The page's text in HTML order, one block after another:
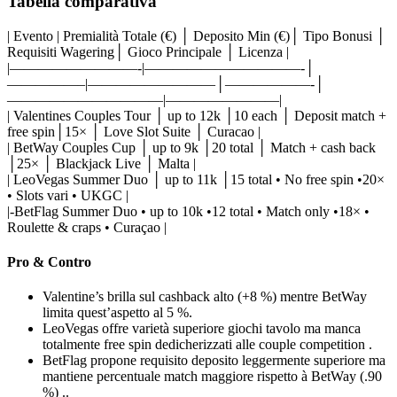
| Evento | Premialità Totale (€) │ Deposito Min (€)│ Tipo Bonusi │
Requisiti Wagering│ Gioco Principale │ Licenza |
|—————————-|———————————-│
—————–|—————————│——————-│
———————————|————————|
| Valentines Couples Tour │ up to 12k │10 each │ Deposit match +
free spin│15× │ Love Slot Suite │ Curacao |
| BetWay Couples Cup │ up to 9k │20 total │ Match + cash back
│25× │ Blackjack Live │ Malta |
| LeoVegas Summer Duo │ up to 11k │15 total • No free spin •20×
• Slots vari • UKGC |
|-BetFlag Summer Duo • up to 10k •12 total • Match only •18× •
Roulette & craps • Curaçao |
Pro & Contro
Valentine’s brilla sul cashback alto (+8 %) mentre BetWay
limita quest’aspetto al 5 %.
LeoVegas offre varietà superiore giochi tavolo ma manca
totalmente free spin dedich­er­izzati alle couple competition .
BetFlag propone requisito depos­ito leggermente superiore ma
mantiene percentuale match maggiore rispetto à BetWay (.90
%) ..